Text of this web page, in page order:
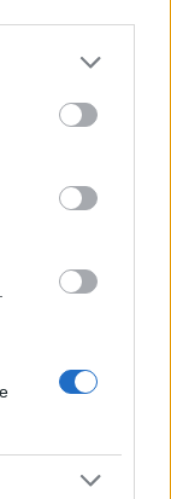
more Google
may click to
party tags to
below Google
αλλάζει
που
και το
animators να
οπτικό
ρεπορτάζ, ο
το παλαιότερο
ελκυστικό για
Koizuka